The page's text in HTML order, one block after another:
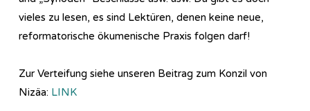
vieles zu lesen, es sind Lektüren, denen keine neue,
reformatorische ökumenische Praxis folgen darf!
Zur Verteifung siehe unseren Beitrag zum Konzil von
Nizäa: LINK